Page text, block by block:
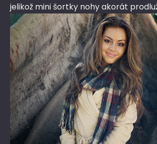
jelikož mini šortky nohy akorát